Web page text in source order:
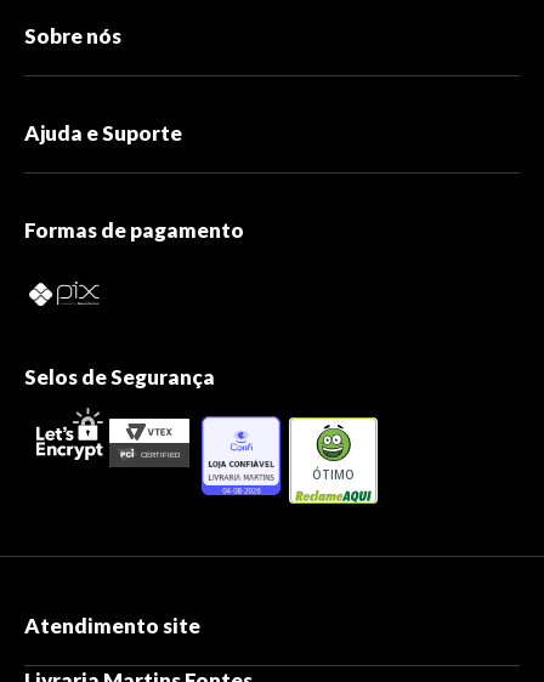
Sobre nós
Ajuda e Suporte
Formas de pagamento
Selos de Segurança
ÓTIMO
Atendimento site